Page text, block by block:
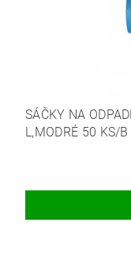
SÁČKY NA
L,MODRÉ 50 KS/B